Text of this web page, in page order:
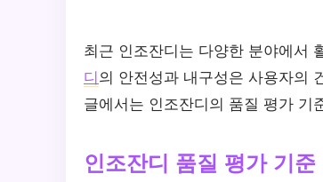
최근 인조잔디는 다양한 분야에서
디의 안전성과 내구성은 사용자의
글에서는 인조잔디의 품질 평가 기
인조잔디 품질 평가 기준